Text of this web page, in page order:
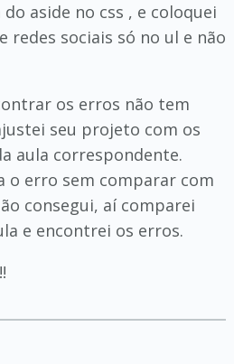
aside no css , e coloquei
redes sociais só no ul e não
os erros não tem
seu projeto com os
aula correspondente.
o erro sem comparar com
consegui, aí comparei
e encontrei os erros.